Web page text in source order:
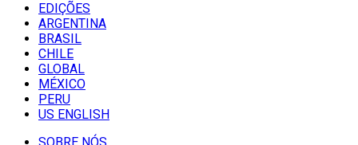
EDIÇÕES
ARGENTINA
BRASIL
CHILE
GLOBAL
MÉXICO
PERU
US ENGLISH